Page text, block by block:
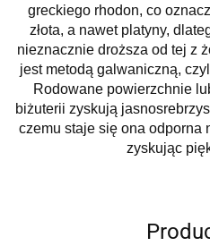
greckiego rhodon, co
złota, a nawet platyny,
nieznacznie droższa od tej z
jest metodą galwaniczną,
Rodowane powierzchnie
biżuterii zyskują
czemu staje się ona odporna
zyskując